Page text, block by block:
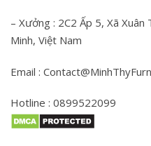
– Xưởng : 2C2 Ấp 5, Xã
Minh, Việt Nam
Email :
Hotline : 0899522099